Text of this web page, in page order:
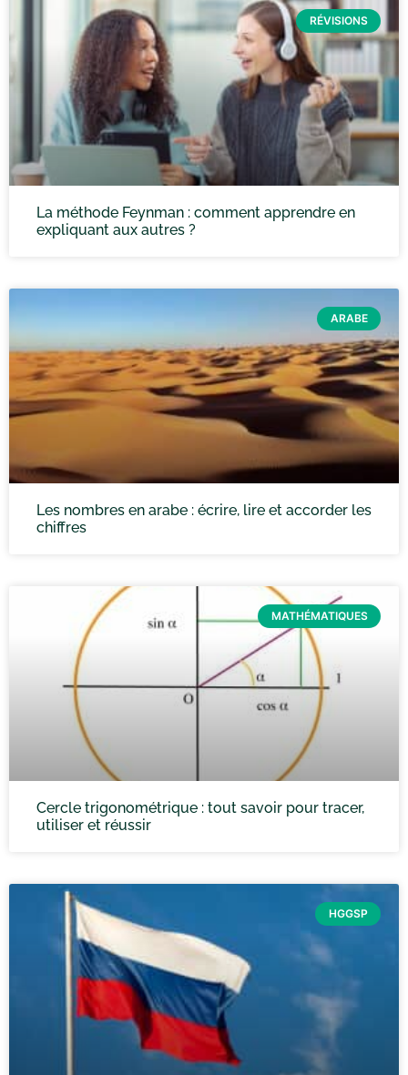
RÉVISIONS
La méthode Feynman : comment apprendre en
expliquant aux autres ?
ARABE
Les nombres en arabe : écrire, lire et accorder les
chiffres
MATHÉMATIQUES
Cercle trigonométrique : tout savoir pour tracer,
utiliser et réussir
HGGSP